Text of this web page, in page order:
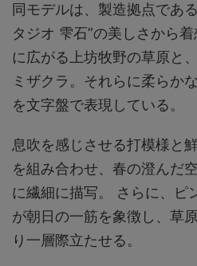
同モデルは、製造拠点であ
タジオ 雫石”の美しさから
に広がる上坊牧野の草原と
ミザクラ。それらに柔らか
を文字盤で表現している。
息吹を感じさせる打模様と
を組み合わせ、春の澄んだ
に繊細に描写。 さらに、ピ
が朝日の一筋を象徴し、草
り一層際立たせる。